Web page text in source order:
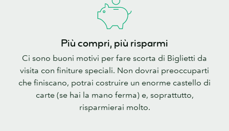
Più compri, più risparmi
Ci sono buoni motivi per fare scorta di Biglietti da
visita con finiture speciali. Non dovrai preoccuparti
che finiscano, potrai costruire un enorme castello di
carte (se hai la mano ferma) e, soprattutto,
risparmierai molto.